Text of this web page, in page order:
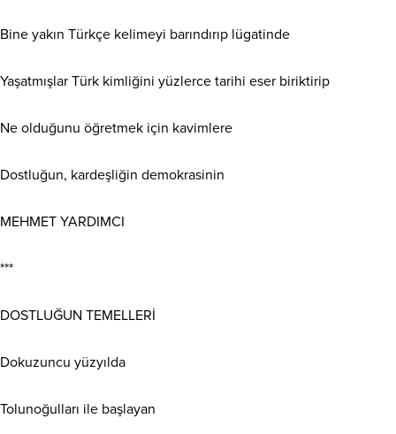
Bine yakın Türkçe kelimeyi barındırıp lügatinde
Yaşatmışlar Türk kimliğini yüzlerce tarihi eser biriktirip
Ne olduğunu öğretmek için kavimlere
Dostluğun, kardeşliğin demokrasinin
MEHMET YARDIMCI
***
DOSTLUĞUN TEMELLERİ
Dokuzuncu yüzyılda
Tolunoğulları ile başlayan